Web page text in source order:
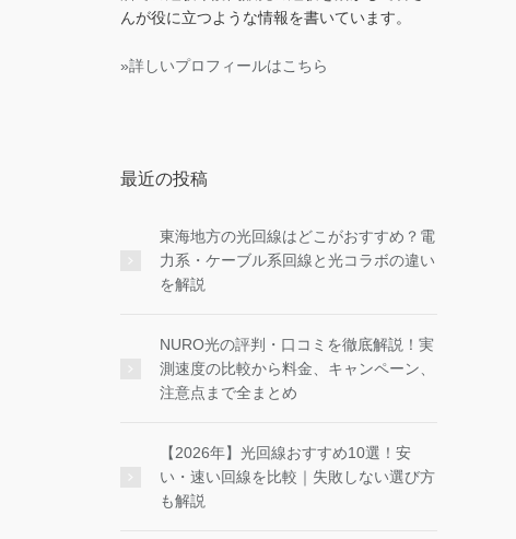
んが役に立つような情報を書いています。
»詳しいプロフィールはこちら
最近の投稿
東海地方の光回線はどこがおすすめ？電
力系・ケーブル系回線と光コラボの違い
を解説
NURO光の評判・口コミを徹底解説！実
測速度の比較から料金、キャンペーン、
注意点まで全まとめ
【2026年】光回線おすすめ10選！安
い・速い回線を比較｜失敗しない選び方
も解説